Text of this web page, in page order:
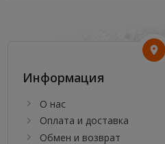
Информация
О нас
Оплата и доставка
Обмен и возврат